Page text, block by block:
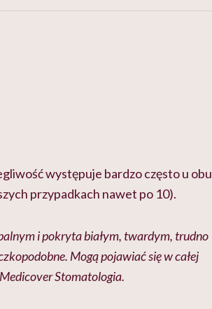
występuje bardzo często u obu
przypadkach nawet po 10).
i pokryta białym, twardym, trudno
Mogą pojawiać się w całej
Stomatologia.